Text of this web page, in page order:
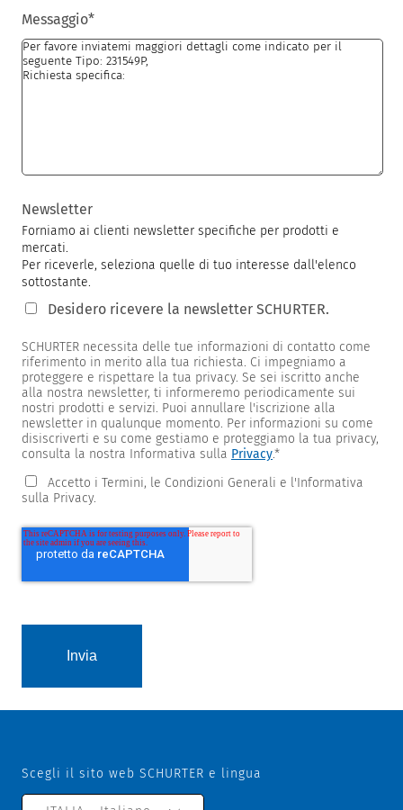
Messaggio*
Newsletter
Forniamo ai clienti newsletter specifiche per prodotti e
mercati.
Per riceverle, seleziona quelle di tuo interesse dall'elenco
sottostante.
Desidero ricevere la newsletter SCHURTER.
SCHURTER necessita delle tue informazioni di contatto come
riferimento in merito alla tua richiesta. Ci impegniamo a
proteggere e rispettare la tua privacy. Se sei iscritto anche
alla nostra newsletter, ti informeremo periodicamente sui
nostri prodotti e servizi. Puoi annullare l'iscrizione alla
newsletter in qualunque momento. Per informazioni su come
disiscriverti e su come gestiamo e proteggiamo la tua privacy,
consulta la nostra Informativa sulla Privacy.*
Accetto i Termini, le Condizioni Generali e l'Informativa
sulla Privacy.
Scegli il sito web SCHURTER e lingua